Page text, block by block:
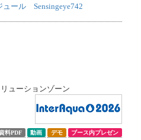
ュール Sensingeye742
ューションゾーン
料PDF 動画 デモ ブース内プレゼン